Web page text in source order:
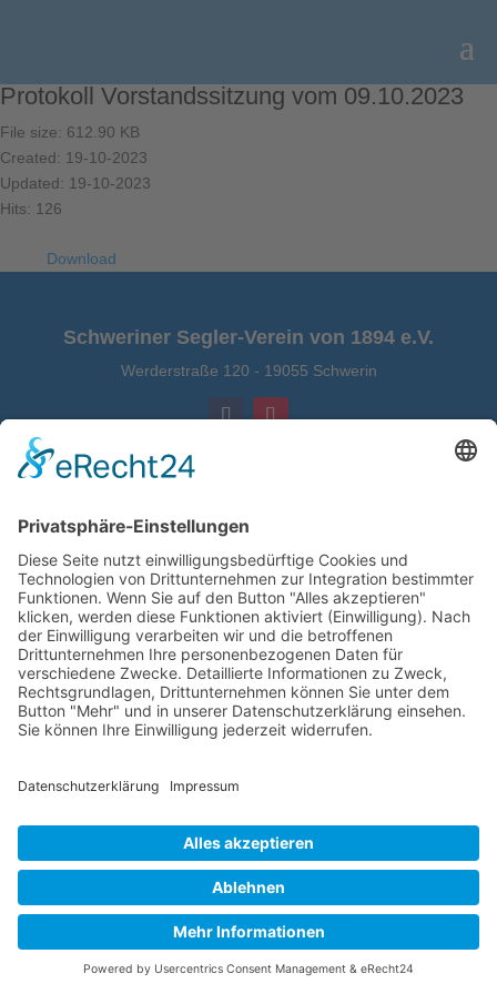
Protokoll Vorstandssitzung vom 09.10.2023
File size: 612.90 KB
Created: 19-10-2023
Updated: 19-10-2023
Hits: 126
Download
Schweriner Segler-Verein von 1894 e.V.
Werderstraße 120 - 19055 Schwerin
IMPRESSUM|DATENSCHUTZ|
BARRIEREFREIHEITSERKLÄRUNG
Copyright © 2026 Schweriner Segler-Verein von 1894
e.V.
Powered by Porthun & Thiede
Telefon: (03 85) 5 81 08 25
E-Mail: buero@ssv1894.de